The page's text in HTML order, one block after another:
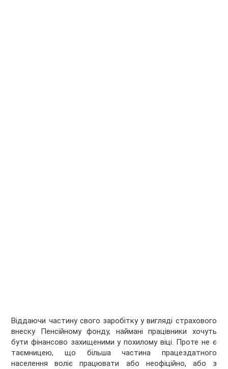
Віддаючи частину свого заробітку у вигляді страхового
внеску Пенсійному фонду, наймані працівники хочуть
бути фінансово захищеними у похилому віці. Проте не є
таємницею, що більша частина працездатного
населення воліє працювати або неофіційно, або з